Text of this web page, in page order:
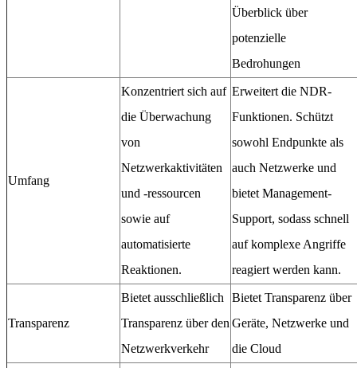
Überblick über
potenzielle
Bedrohungen
Umfang
Konzentriert sich auf
die Überwachung
von
Netzwerkaktivitäten
und -ressourcen
sowie auf
automatisierte
Reaktionen.
Erweitert die NDR-
Funktionen. Schützt
sowohl Endpunkte als
auch Netzwerke und
bietet Management-
Support, sodass schnell
auf komplexe Angriffe
reagiert werden kann.
Transparenz
Bietet ausschließlich
Transparenz über den
Netzwerkverkehr
Bietet Transparenz über
Geräte, Netzwerke und
die Cloud